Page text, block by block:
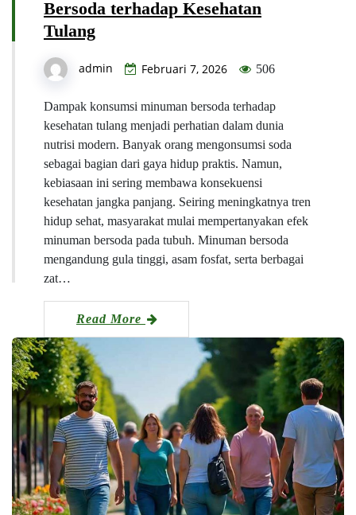
Bersoda terhadap Kesehatan
Tulang
admin Februari 7, 2026 506
Dampak konsumsi minuman bersoda terhadap
kesehatan tulang menjadi perhatian dalam dunia
nutrisi modern. Banyak orang mengonsumsi soda
sebagai bagian dari gaya hidup praktis. Namun,
kebiasaan ini sering membawa konsekuensi
kesehatan jangka panjang. Seiring meningkatnya tren
hidup sehat, masyarakat mulai mempertanyakan efek
minuman bersoda pada tubuh. Minuman bersoda
mengandung gula tinggi, asam fosfat, serta berbagai
zat…
Read More